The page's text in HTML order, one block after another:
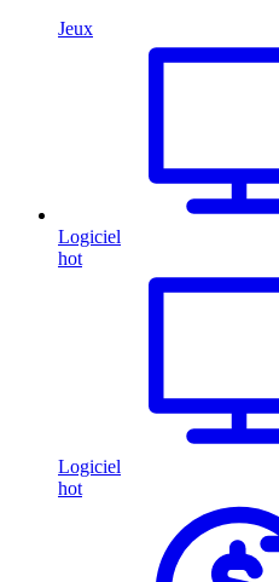
Jeux
Logiciel
hot
Logiciel
hot